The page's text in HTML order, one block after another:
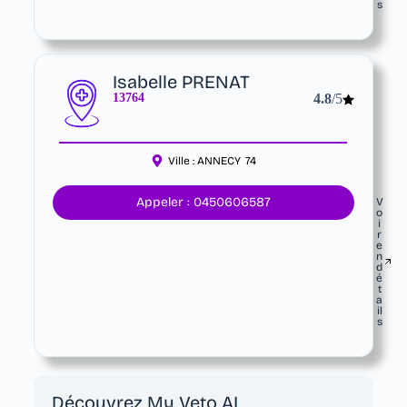
s
Isabelle PRENAT
13764 4.8/5
Ville : ANNECY 74
Appeler : 0450606587
V
o
i
r
e
n
d
é
t
a
il
s
Découvrez My Veto AI